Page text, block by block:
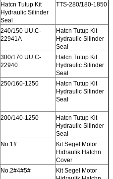
Hatcn Tutup Kit
Hydraulic Silinder
Seal
TTS-280/180-1850
240/150 UU.C-
22941A
Hatcn Tutup Kit
Hydraulic Silinder
Seal
300/170 UU.C-
22940
Hatcn Tutup Kit
Hydraulic Silinder
Seal
250/160-1250
Hatcn Tutup Kit
Hydraulic Silinder
Seal
200/140-1250
Hatcn Tutup Kit
Hydraulic Silinder
Seal
No.1#
Kit Segel Motor
Hidraulik Hatchn
Cover
No.2#4#5#
Kit Segel Motor